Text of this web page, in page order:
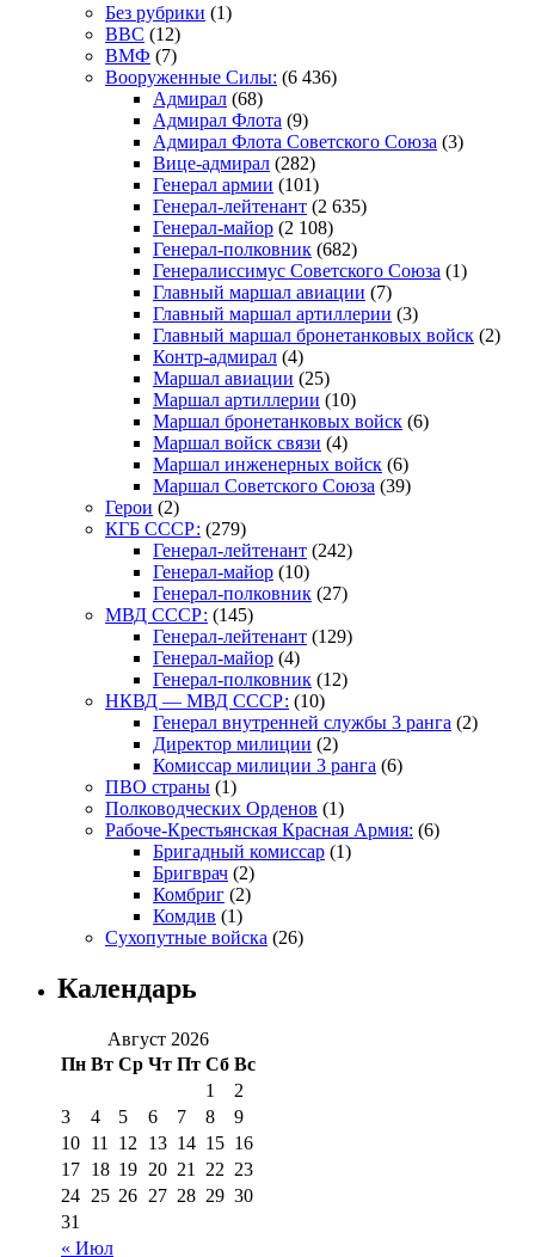
Без рубрики (1)
ВВС (12)
ВМФ (7)
Вооруженные Силы: (6 436)
Адмирал (68)
Адмирал Флота (9)
Адмирал Флота Советского Союза (3)
Вице-адмирал (282)
Генерал армии (101)
Генерал-лейтенант (2 635)
Генерал-майор (2 108)
Генерал-полковник (682)
Генералиссимус Советского Союза (1)
Главный маршал авиации (7)
Главный маршал артиллерии (3)
Главный маршал бронетанковых войск (2)
Контр-адмирал (4)
Маршал авиации (25)
Маршал артиллерии (10)
Маршал бронетанковых войск (6)
Маршал войск связи (4)
Маршал инженерных войск (6)
Маршал Советского Союза (39)
Герои (2)
КГБ СССР: (279)
Генерал-лейтенант (242)
Генерал-майор (10)
Генерал-полковник (27)
МВД СССР: (145)
Генерал-лейтенант (129)
Генерал-майор (4)
Генерал-полковник (12)
НКВД — МВД СССР: (10)
Генерал внутренней службы 3 ранга (2)
Директор милиции (2)
Комиссар милиции 3 ранга (6)
ПВО страны (1)
Полководческих Орденов (1)
Рабоче-Крестьянская Красная Армия: (6)
Бригадный комиссар (1)
Бригврач (2)
Комбриг (2)
Комдив (1)
Сухопутные войска (26)
Календарь
Август 2026
Пн Вт Ср Чт Пт Сб Вс
« Июл
1
2
3
4 5 6 7 8
9
10 11 12 13 14 15 16
17 18 19 20 21 22 23
24 25 26 27 28 29 30
31